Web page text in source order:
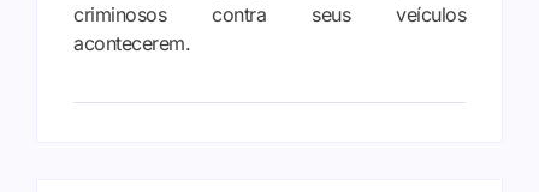
criminosos contra seus veículos
acontecerem.